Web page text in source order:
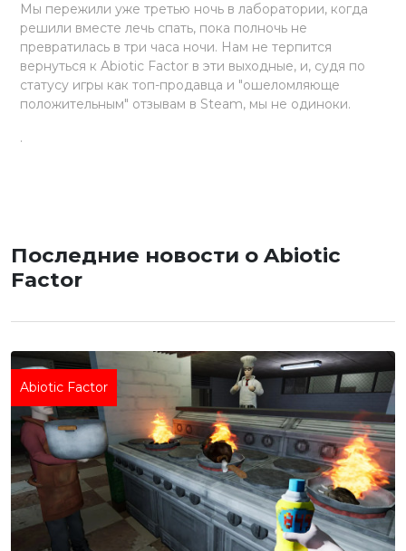
Мы пережили уже третью ночь в лаборатории, когда
решили вместе лечь спать, пока полночь не
превратилась в три часа ночи. Нам не терпится
вернуться к Abiotic Factor в эти выходные, и, судя по
статусу игры как топ-продавца и "ошеломляюще
положительным" отзывам в Steam, мы не одиноки.
.
Последние новости о Abiotic
Factor
Abiotic Factor